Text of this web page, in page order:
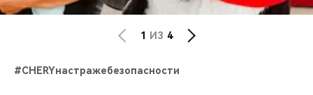
1 ИЗ 4
#CHERYнастражебезопасности